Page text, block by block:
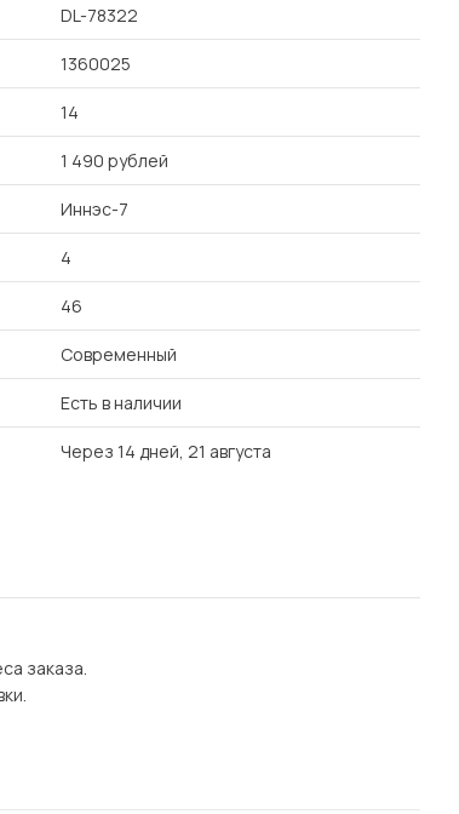
DL-78322
1360025
14
1 490 рублей
Иннэс-7
4
46
Современный
Есть в наличии
Через 14 дней, 21 августа
заказа.